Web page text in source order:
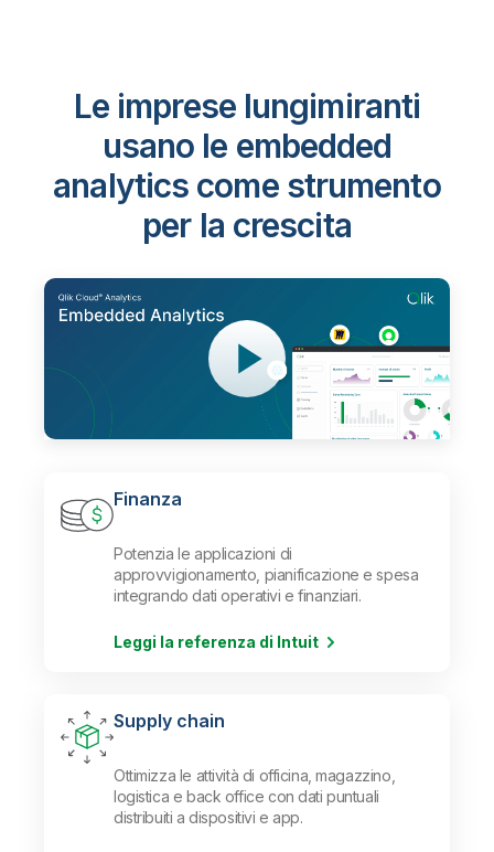
Le imprese lungimiranti
usano le embedded
analytics come strumento
per la crescita
Finanza
Potenzia le applicazioni di
approvvigionamento, pianificazione e spesa
integrando dati operativi e finanziari.
Leggi la referenza di Intuit
Supply chain
Ottimizza le attività di officina, magazzino,
logistica e back office con dati puntuali
distribuiti a dispositivi e app.